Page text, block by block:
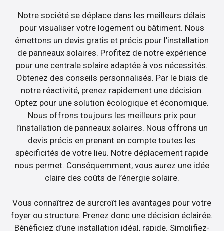
Notre société se déplace dans les meilleurs délais
pour visualiser votre logement ou bâtiment. Nous
émettons un devis gratis et précis pour l’installation
de panneaux solaires. Profitez de notre expérience
pour une centrale solaire adaptée à vos nécessités.
Obtenez des conseils personnalisés. Par le biais de
notre réactivité, prenez rapidement une décision.
Optez pour une solution écologique et économique.
Nous offrons toujours les meilleurs prix pour
l’installation de panneaux solaires. Nous offrons un
devis précis en prenant en compte toutes les
spécificités de votre lieu. Notre déplacement rapide
nous permet. Conséquemment, vous aurez une idée
claire des coûts de l’énergie solaire.
Vous connaîtrez de surcroît les avantages pour votre
foyer ou structure. Prenez donc une décision éclairée.
Bénéficiez d’une installation idéal, rapide. Simplifiez-